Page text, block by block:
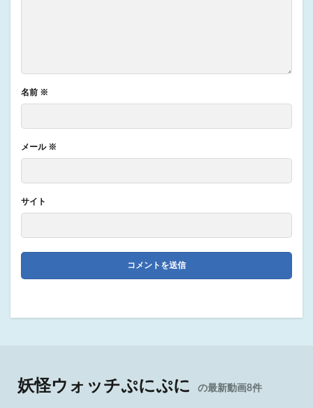
名前 ※
メール ※
サイト
妖怪ウォッチぷにぷに の最新動画8件